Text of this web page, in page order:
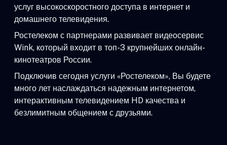
услуг высокоскоростного доступа в интернет и
домашнего телевидения.
Ростелеком с партнерами развивает видеосервис
Wink, который входит в топ-3 крупнейших онлайн-
кинотеатров России.
Подключив сегодня услуги «Ростелеком», Вы будете
много лет наслаждаться надежным интернетом,
интерактивным телевидением HD качества и
безлимитным общением с друзьями.